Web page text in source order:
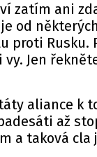
zatím ani
od
proti Rusku.
Jen
aliance k
až
a taková